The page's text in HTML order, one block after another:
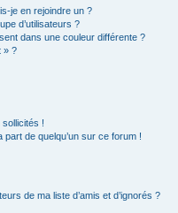
je en rejoindre un ?
d’utilisateurs ?
dans une couleur différente ?
» ?
!
de quelqu’un sur ce forum !
de ma liste d’amis et d’ignorés ?